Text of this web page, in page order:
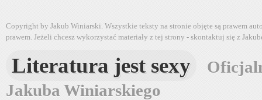
Copyright by Jakub Winiarski. Wszystkie teksty na stronie objęte są prawem
prawem. Jeżeli chcesz wykorzystać materiały z tej strony - skontaktuj się z
Literatura jest sexy
Jakuba Winiarskiego